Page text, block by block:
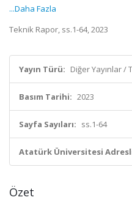
...Daha Fazla
Teknik Rapor, ss.1-64, 2023
Yayın Türü: Diğer Yayınlar /
Basım Tarihi: 2023
Sayfa Sayıları: ss.1-64
Atatürk Üniversitesi
Özet